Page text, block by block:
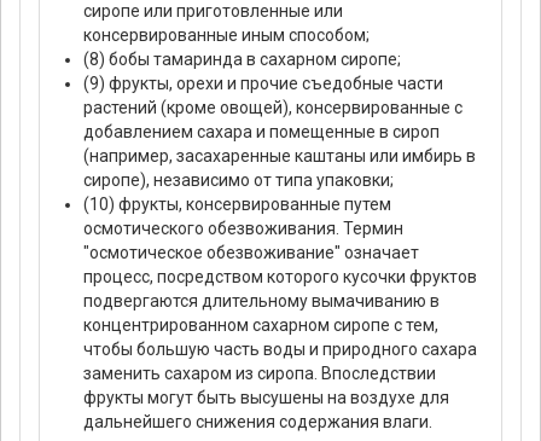
сиропе или приготовленные или
консервированные иным способом;
(8) бобы тамаринда в сахарном сиропе;
(9) фрукты, орехи и прочие съедобные части
растений (кроме овощей), консервированные с
добавлением сахара и помещенные в сироп
(например, засахаренные каштаны или имбирь в
сиропе), независимо от типа упаковки;
(10) фрукты, консервированные путем
осмотического обезвоживания. Термин
"осмотическое обезвоживание" означает
процесс, посредством которого кусочки фруктов
подвергаются длительному вымачиванию в
концентрированном сахарном сиропе с тем,
чтобы большую часть воды и природного сахара
заменить сахаром из сиропа. Впоследствии
фрукты могут быть высушены на воздухе для
дальнейшего снижения содержания влаги.